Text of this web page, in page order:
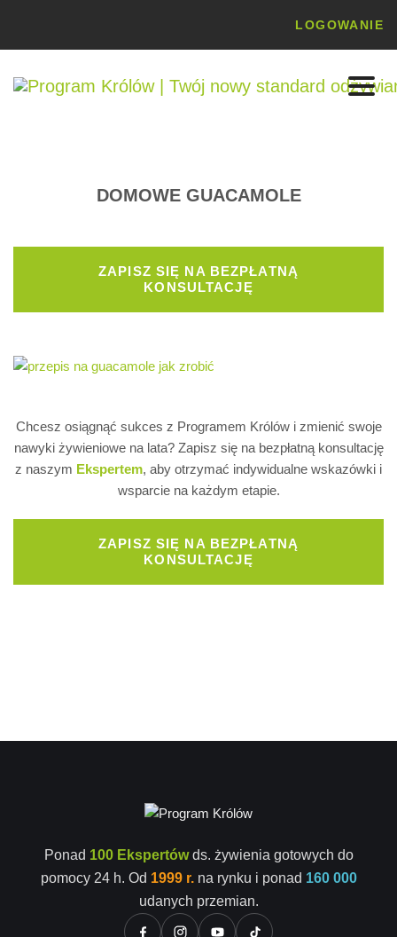
LOGOWANIE
DOMOWE GUACAMOLE
ZAPISZ SIĘ NA BEZPŁATNĄ
KONSULTACJĘ
Chcesz osiągnąć sukces z Programem Królów i zmienić swoje
nawyki żywieniowe na lata? Zapisz się na bezpłatną konsultację
z naszym Ekspertem, aby otrzymać indywidualne wskazówki i
wsparcie na każdym etapie.
ZAPISZ SIĘ NA BEZPŁATNĄ
KONSULTACJĘ
Ponad 100 Ekspertówds. żywienia gotowych do
pomocy 24 h. Od 1999 r.na rynku i ponad 160 000
udanych przemian.